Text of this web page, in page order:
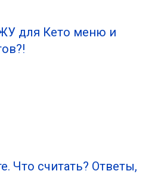
для Кето меню и
Что считать? Ответы,